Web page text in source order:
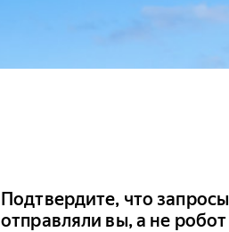
Подтвердите, что запросы
отправляли вы, а не робот